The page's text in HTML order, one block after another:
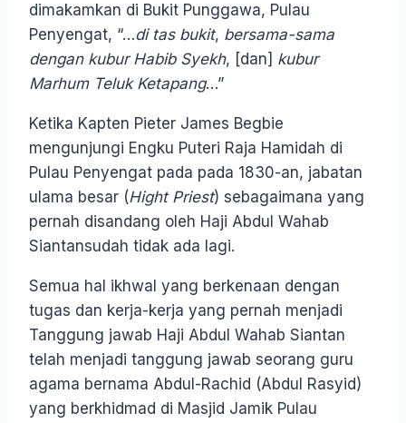
dimakamkan di Bukit Punggawa, Pulau
Penyengat, “…di tas bukit, bersama-sama
dengan kubur Habib Syekh, [dan] kubur
Marhum Teluk Ketapang…”
Ketika Kapten Pieter James Begbie
mengunjungi Engku Puteri Raja Hamidah di
Pulau Penyengat pada pada 1830-an, jabatan
ulama besar (Hight Priest) sebagaimana yang
pernah disandang oleh Haji Abdul Wahab
Siantansudah tidak ada lagi.
Semua hal ikhwal yang berkenaan dengan
tugas dan kerja-kerja yang pernah menjadi
Tanggung jawab Haji Abdul Wahab Siantan
telah menjadi tanggung jawab seorang guru
agama bernama Abdul-Rachid (Abdul Rasyid)
yang berkhidmad di Masjid Jamik Pulau